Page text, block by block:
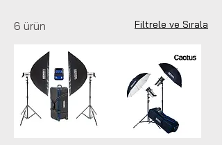
6 ürün Filtrele ve Sırala